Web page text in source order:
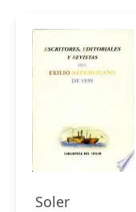
Soler